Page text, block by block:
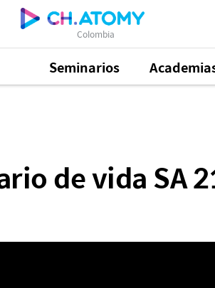
Colombia
Seminarios
de vida SA